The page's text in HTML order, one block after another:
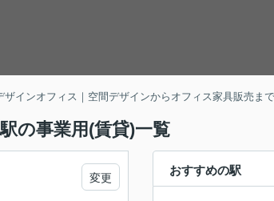
ザインオフィス｜空間デザインからオフィス家具販売まで
の事業用(賃貸)一覧
おすすめの駅
変更